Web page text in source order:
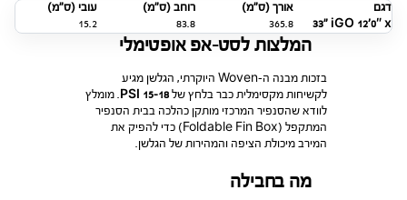
דגם אורך (ס”מ) רוחב (ס”מ)
עובי (ס”מ)
iGO 12’0″ x ״33
365.8
83.8
15.2
המלצות לסט-אפ אופטימלי
בזכות מבנה ה-Woven היוקרתי, הגלשן מגיע
לקשיחות מקסימלית כבר בלחץ של 15-18 PSI
. מומלץ
לוודא שהסנפיר המרכזי מותקן כהלכה בבית הסנפיר
המתקפל (Foldable Fin Box) כדי להפיק את
המירב מיכולת הציפה והמהירות של הגלשן.
מה בחבילה